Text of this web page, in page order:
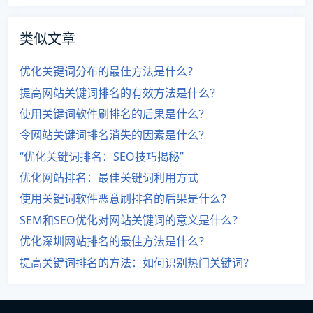
类似文章
优化关键词分布的最佳方法是什么？
提高网站关键词排名的有效方法是什么？
使用关键词软件刷排名的后果是什么？
令网站关键词排名消失的因素是什么？
“优化关键词排名：SEO技巧揭秘”
优化网站排名：最佳关键词利用方式
使用关键词软件恶意刷排名的后果是什么？
SEM和SEO优化对网站关键词的意义是什么？
优化深圳网站排名的最佳方法是什么？
提高关键词排名的方法：如何识别热门关键词？